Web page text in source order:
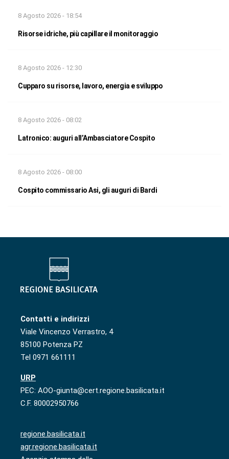
8 Agosto 2026 - 18:54
Risorse idriche, più capillare il monitoraggio
8 Agosto 2026 - 12:30
Cupparo su risorse, lavoro, energia e sviluppo
8 Agosto 2026 - 08:02
Latronico: auguri all’Ambasciatore Cospito
8 Agosto 2026 - 08:00
Cospito commissario Asi, gli auguri di Bardi
Contatti e indirizzi
Viale Vincenzo Verrastro, 4
85100 Potenza PZ
Tel 0971 661111
URP
PEC: AOO-giunta@cert.regione.basilicata.it
C.F. 80002950766
regione.basilicata.it
agr.regione.basilicata.it